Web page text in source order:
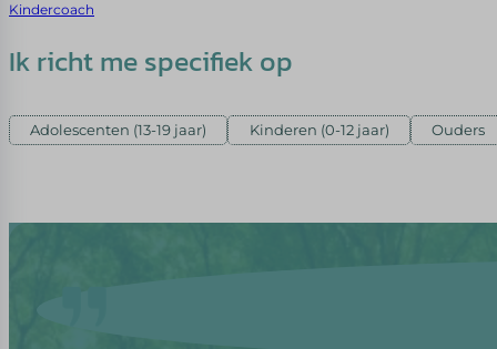
Kindercoach
Ik richt me specifiek op
Adolescenten (13-19 jaar) Kinderen (0-12 jaar) Ouders